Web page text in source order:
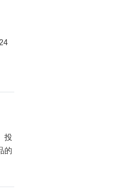
投
的